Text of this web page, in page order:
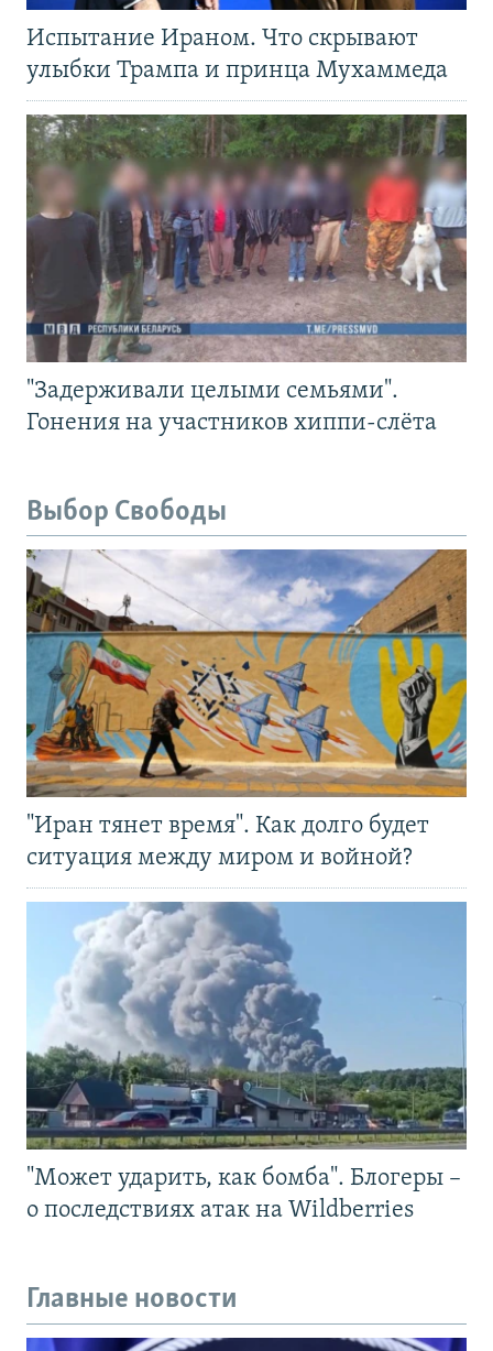
Испытание Ираном. Что скрывают
улыбки Трампа и принца Мухаммеда
"Задерживали целыми семьями".
Гонения на участников хиппи-слёта
Выбор Свободы
"Иран тянет время". Как долго будет
ситуация между миром и войной?
"Может ударить, как бомба". Блогеры –
о последствиях атак на Wildberries
Главные новости